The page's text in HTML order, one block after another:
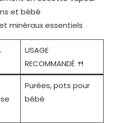
et bébé
minéraux essentiels
USAGE
RECOMMANDÉ 🍴
Purées, pots pour
bébé